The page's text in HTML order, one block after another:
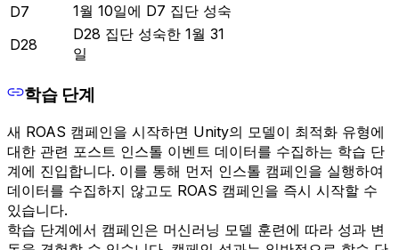
D7
1월 10일에 D7 집단 성숙
D28
D28 집단 성숙한 1월 31
일
학습 단계
새 ROAS 캠페인을 시작하면 Unity의 모델이 최적화 유형에
대한 관련 포스트 인스톨 이벤트 데이터를 수집하는 학습 단
계에 진입합니다. 이를 통해 먼저 인스톨 캠페인을 실행하여
데이터를 수집하지 않고도 ROAS 캠페인을 즉시 시작할 수
있습니다.
학습 단계에서 캠페인은 머신러닝 모델 훈련에 따라 성과 변